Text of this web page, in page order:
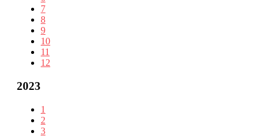
7
8
9
10
11
12
2023
1
2
3